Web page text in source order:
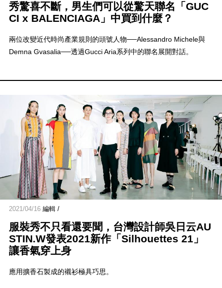
秀驚喜不斷，男生們可以從驚天聯名「GUC
CI x BALENCIAGA」中買到什麼？
兩位改變近代時尚產業規則的頭號人物──Alessandro Michele與
Demna Gvasalia──透過Gucci Aria系列中的聯名展開對話。
2021/04/16編輯 /
服裝秀不只看還要聞，台灣設計師吳日云AU
STIN.W發表2021新作「Silhouettes 21」
讓香氣穿上身
應用擴香石製成的襯衫極具巧思。